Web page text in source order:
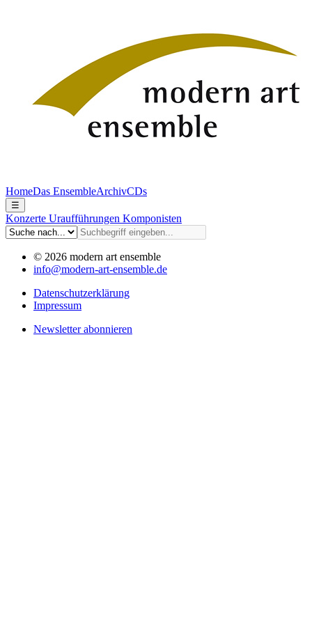
HomeDas EnsembleArchivCDs
☰
Konzerte Uraufführungen Komponisten
© 2026 modern art ensemble
info@modern-art-ensemble.de
Datenschutzerklärung
Impressum
Newsletter abonnieren